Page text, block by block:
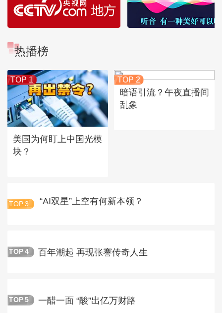
热播榜
TOP 1
美国为何盯上中国光模
块？
TOP 2
暗语引流？午夜直播间
乱象
TOP 3 “AI双星”上空有何新本领？
TOP 4 百年潮起 再现张謇传奇人生
TOP 5 一醋一面 “酸”出亿万财路